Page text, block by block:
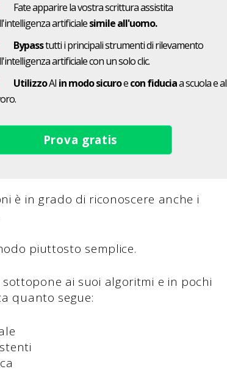
Fate apparire la vostra scrittura assistita
artificialesimile all'uomo.
Bypasstutti i principali strumenti di rilevamento
artificiale con un solo clic.
UtilizzoAI in modo sicuroecon fiduciaa scuola e al
Prova gratis
è in grado di riconoscere anche i
piuttosto semplice.
ai suoi algoritmi e in pochi
quanto segue: